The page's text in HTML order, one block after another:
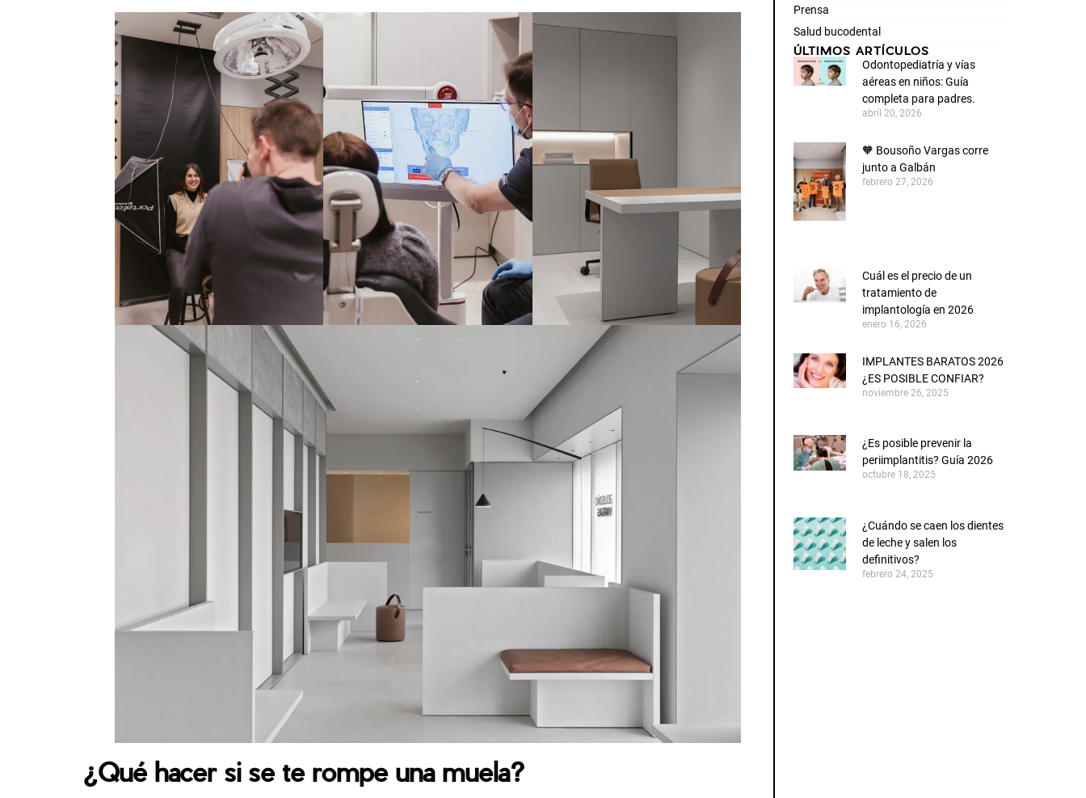
¿Qué hacer si se te rompe una muela?
Prensa
Salud bucodental
ÚLTIMOS ARTÍCULOS
Odontopediatría y vías
aéreas en niños: Guía
completa para padres.
abril 20, 2026
🧡 Bousoño Vargas corre
junto a Galbán
febrero 27, 2026
Cuál es el precio de un
tratamiento de
implantología en 2026
enero 16, 2026
IMPLANTES BARATOS 2026
¿ES POSIBLE CONFIAR?
noviembre 26, 2025
¿Es posible prevenir la
periimplantitis? Guía 2026
octubre 18, 2025
¿Cuándo se caen los dientes
de leche y salen los
definitivos?
febrero 24, 2025